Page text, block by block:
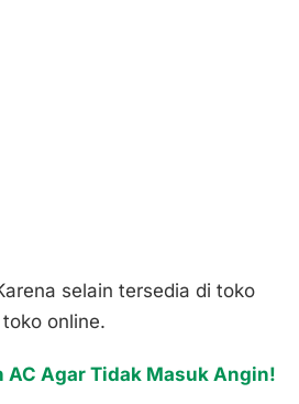
selain tersedia di toko
online.
Agar Tidak Masuk Angin!